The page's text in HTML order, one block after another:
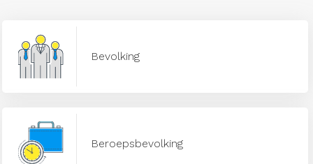
Bevolking
Beroepsbevolking